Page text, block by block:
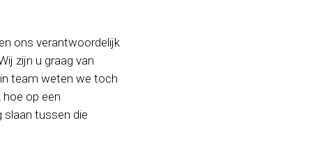
ons verantwoordelijk
zijn u graag van
team weten we toch
hoe op een
slaan tussen die